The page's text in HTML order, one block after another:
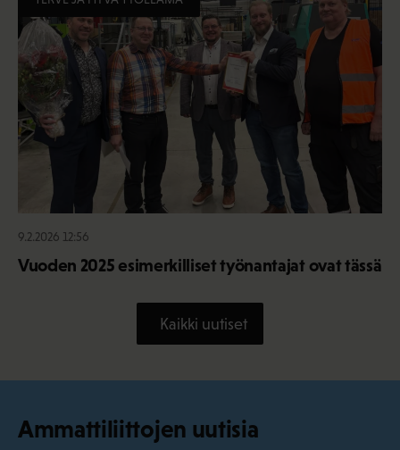
9.2.2026 12:56
Vuoden 2025 esimerkilliset työnantajat ovat tässä
Kaikki uutiset
Ammattiliittojen uutisia